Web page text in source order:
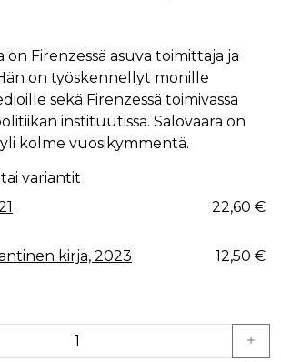
on Firenzessä asuva toimittaja ja
on työskennellyt monille
sekä Firenzessä toimivassa
instituutissa. Salovaara on
kolme vuosikymmentä.
variantit
22,60 €
kirja, 2023 12,50 €